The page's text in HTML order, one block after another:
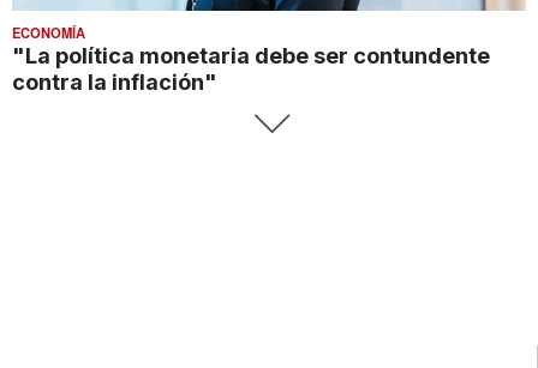
ECONOMÍA
"La política monetaria debe ser contundente
contra la inflación"